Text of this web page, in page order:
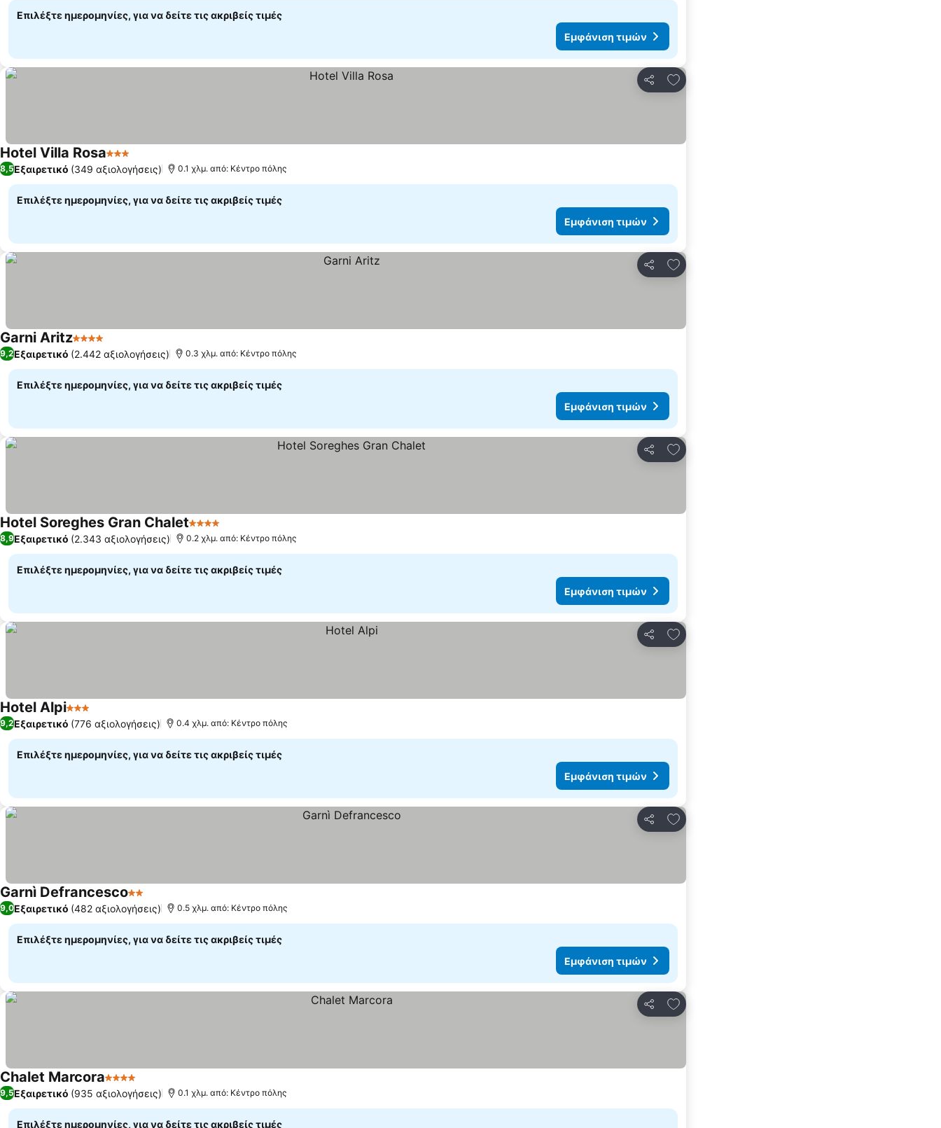
Επιλέξτε ημερομηνίες, για να δείτε τις ακριβείς τιμές
Εμφάνιση τιμών
Κοινοποίηση
Προσθήκη στα αγαπημένα
Hotel Villa Rosa3 Αστέρια
8,5Εξαιρετικό (349 αξιολογήσεις) 0.1 χλμ. από: Κέντρο πόλης
Επιλέξτε ημερομηνίες, για να δείτε τις ακριβείς τιμές
Εμφάνιση τιμών
Κοινοποίηση
Προσθήκη στα αγαπημένα
Garni Aritz4 Αστέρια
9,2Εξαιρετικό (2.442 αξιολογήσεις) 0.3 χλμ. από: Κέντρο πόλης
Επιλέξτε ημερομηνίες, για να δείτε τις ακριβείς τιμές
Εμφάνιση τιμών
Κοινοποίηση
Προσθήκη στα αγαπημένα
Hotel Soreghes Gran Chalet4 Αστέρια
8,9Εξαιρετικό (2.343 αξιολογήσεις) 0.2 χλμ. από: Κέντρο πόλης
Επιλέξτε ημερομηνίες, για να δείτε τις ακριβείς τιμές
Εμφάνιση τιμών
Κοινοποίηση
Προσθήκη στα αγαπημένα
Hotel Alpi3 Αστέρια
9,2Εξαιρετικό (776 αξιολογήσεις) 0.4 χλμ. από: Κέντρο πόλης
Επιλέξτε ημερομηνίες, για να δείτε τις ακριβείς τιμές
Εμφάνιση τιμών
Κοινοποίηση
Προσθήκη στα αγαπημένα
Garnì Defrancesco2 Αστέρια
9,0Εξαιρετικό (482 αξιολογήσεις) 0.5 χλμ. από: Κέντρο πόλης
Επιλέξτε ημερομηνίες, για να δείτε τις ακριβείς τιμές
Εμφάνιση τιμών
Κοινοποίηση
Προσθήκη στα αγαπημένα
Chalet Marcora4 Αστέρια
9,5Εξαιρετικό (935 αξιολογήσεις) 0.1 χλμ. από: Κέντρο πόλης
Επιλέξτε ημερομηνίες, για να δείτε τις ακριβείς τιμές